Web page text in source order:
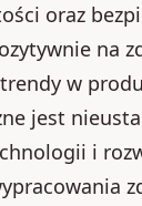
oraz
na
w
jest
i